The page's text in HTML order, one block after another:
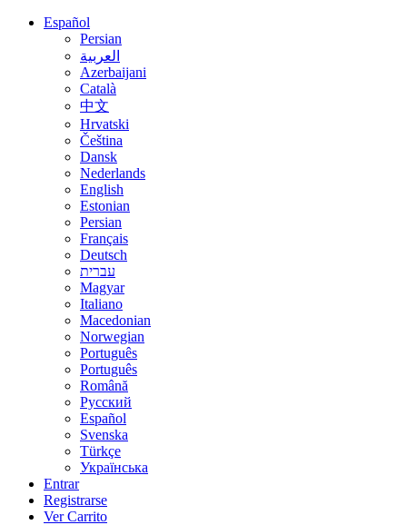
Español
Persian
العربية
Azerbaijani
Català
中文
Hrvatski
Čeština
Dansk
Nederlands
English
Estonian
Persian
Français
Deutsch
עברית
Magyar
Italiano
Macedonian
Norwegian
Português
Português
Română
Русский
Español
Svenska
Türkçe
Українська
Entrar
Registrarse
Ver Carrito